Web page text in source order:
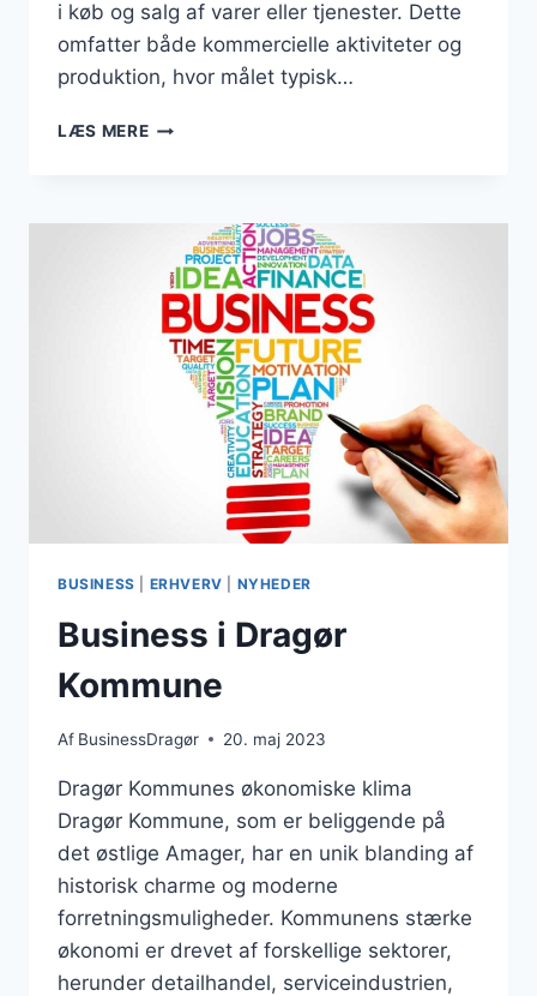
i køb og salg af varer eller tjenester. Dette
omfatter både kommercielle aktiviteter og
produktion, hvor målet typisk…
LÆS MEREHVAD
BUSINESS ERHVERV NYHEDER
Business i Dragør
Kommune
Af BusinessDragør 20. maj 2023
Dragør Kommunes økonomiske klima
Dragør Kommune, som er beliggende på
det østlige Amager, har en unik blanding af
historisk charme og moderne
forretningsmuligheder. Kommunens stærke
økonomi er drevet af forskellige sektorer,
herunder detailhandel, serviceindustrien,